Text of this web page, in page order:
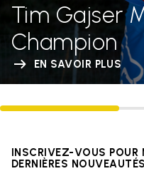
Tim Gajser
Champion
EN SAVOIR PLUS
INSCRIVEZ-VOUS POUR
DERNIÈRES NOUVEAUTÉS